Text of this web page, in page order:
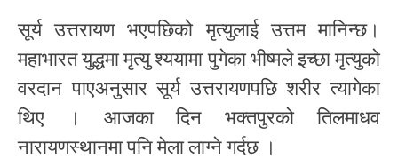
सूर्य उत्तरायण भएपछिको मृत्युलाई उत्तम मानिन्छ।
महाभारत युद्धमा मृत्यु श्ययामा पुगेका भीष्मले इच्छा मृत्युको
वरदान पाएअनुसार सूर्य उत्तरायणपछि शरीर त्यागेका
थिए । आजका दिन भक्तपुरको तिलमाधव
नारायणस्थानमा पनि मेला लाग्ने गर्दछ ।